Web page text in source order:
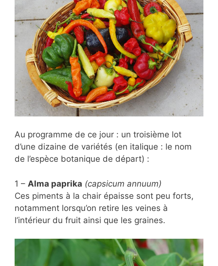
Au programme de ce jour : un troisième lot
d’une dizaine de variétés (en italique : le nom
de l’espèce botanique de départ) :
1 – Alma paprika (capsicum annuum)
Ces piments à la chair épaisse sont peu forts,
notamment lorsqu’on retire les veines à
l’intérieur du fruit ainsi que les graines.